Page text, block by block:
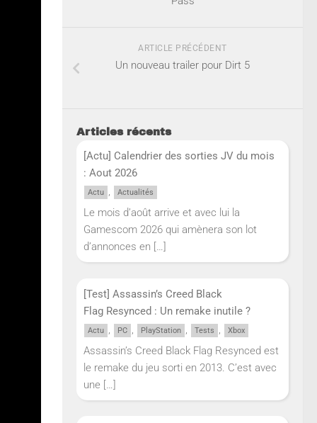
ARTICLE PRÉCÉDENT
Un nouveau trailer pour Dirt 5
Articles récents
[Actu] Calendrier des sorties JV du mois
: Aout 2026
Actu , Actualités
Le mois d’août arrive et avec lui la
Gamescom 2026 qui amènera son lot
d’annonces en […]
[Test] Assassin’s Creed Black
Flag Resynced : Un remake inutile ?
Actu , PC , PlayStation , Tests , Xbox
Assassin’s Creed Black Flag Resynced est
le remake du jeu sorti en 2013. C’est avec
une […]